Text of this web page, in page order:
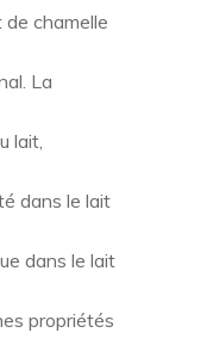
chamelle
La
lait,
dans le lait
dans le lait
propriétés